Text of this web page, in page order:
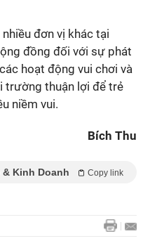
đơn vị khác tại
đồng đối với sự phát
hoạt động vui chơi và
trường thuận lợi để trẻ
niềm vui.
Bích Thu
Kinh Doanh Copy link